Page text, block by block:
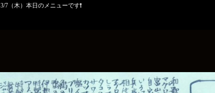
3/7（木）本日のメニューです❗